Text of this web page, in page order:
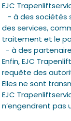
EJC
- à des sociétés
des services,
traitement et le
- à des
Enfin, EJC
requête des
Elles ne sont
EJC
n’engendrent pas